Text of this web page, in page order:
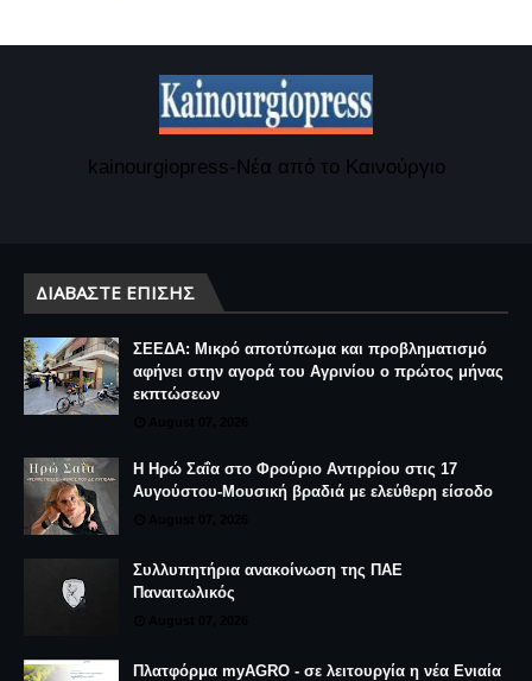
kainourgiopress-Νέα από το Καινούργιο
ΔΙΑΒΆΣΤΕ ΕΠΊΣΗΣ
ΣΕΕΔΑ: Μικρό αποτύπωμα και προβληματισμό
αφήνει στην αγορά του Αγρινίου ο πρώτος μήνας
εκπτώσεων
Η Ηρώ Σαΐα στο Φρούριο Αντιρρίου στις 17
Αυγούστου-Μουσική βραδιά με ελεύθερη είσοδο
Συλλυπητήρια ανακοίνωση της ΠΑΕ
Παναιτωλικός
Πλατφόρμα myAGRO - σε λειτουργία η νέα Ενιαία